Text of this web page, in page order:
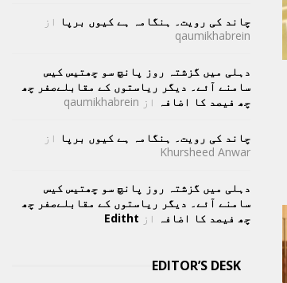
چاند کی رویت۔ ہنگامہ ہے کیوں برپا از
qaumikhabrein
دہلی میں گزشتہ روز پانچ سو چھتیس کیس
سامنے آئے۔ دیگر ریاستوں کے مقابلےصفر چھ
چھ فیصد کا اضافہ از qaumikhabrein
چاند کی رویت۔ ہنگامہ ہے کیوں برپا از
Khursheed Anwar
دہلی میں گزشتہ روز پانچ سو چھتیس کیس
سامنے آئے۔ دیگر ریاستوں کے مقابلےصفر چھ
چھ فیصد کا اضافہ از Editht
EDITOR’S DESK